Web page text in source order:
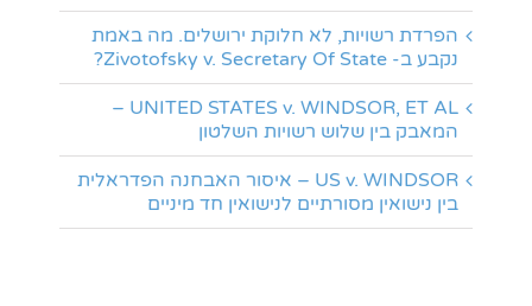
הפרדת רשויות, לא חלוקת ירושלים. מה באמת
נקבע ב- Zivotofsky v. Secretary Of State?
UNITED STATES v. WINDSOR, ET AL –
המאבק בין שלוש רשויות השלטון
US v. WINDSOR – איסור האבחנה הפדראלית
בין נישואין מסורתיים לנישואין חד מיניים